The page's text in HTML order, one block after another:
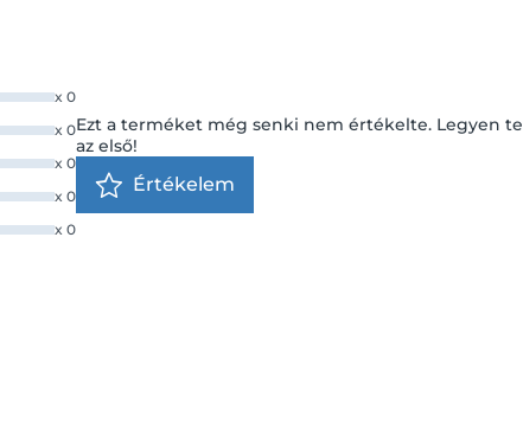
x 0
x 0
x 0
x 0
x 0
Ezt a terméket még senki nem értékelte. Legyen te
az első!
Értékelem